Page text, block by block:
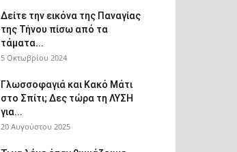
Δείτε την εικόνα της Παναγίας
της Τήνου πίσω από τα
τάματα...
5 Οκτωβρίου 2024
Γλωσσοφαγιά και Κακό Μάτι
στο Σπίτι; Δες τώρα τη ΛΥΣΗ
για...
20 Αυγούστου 2025